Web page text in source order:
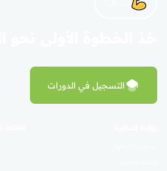
التسجيل في الدورات